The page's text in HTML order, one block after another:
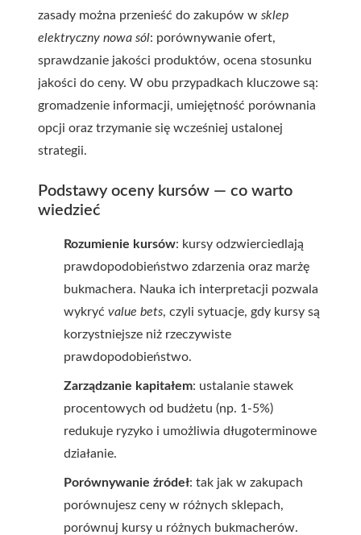
zasady można przenieść do zakupów w sklep
elektryczny nowa sól: porównywanie ofert,
sprawdzanie jakości produktów, ocena stosunku
jakości do ceny. W obu przypadkach kluczowe są:
gromadzenie informacji, umiejętność porównania
opcji oraz trzymanie się wcześniej ustalonej
strategii.
Podstawy oceny kursów — co warto
wiedzieć
Rozumienie kursów: kursy odzwierciedlają
prawdopodobieństwo zdarzenia oraz marżę
bukmachera. Nauka ich interpretacji pozwala
wykryć value bets, czyli sytuacje, gdy kursy są
korzystniejsze niż rzeczywiste
prawdopodobieństwo.
Zarządzanie kapitałem: ustalanie stawek
procentowych od budżetu (np. 1-5%)
redukuje ryzyko i umożliwia długoterminowe
działanie.
Porównywanie źródeł: tak jak w zakupach
porównujesz ceny w różnych sklepach,
porównuj kursy u różnych bukmacherów.